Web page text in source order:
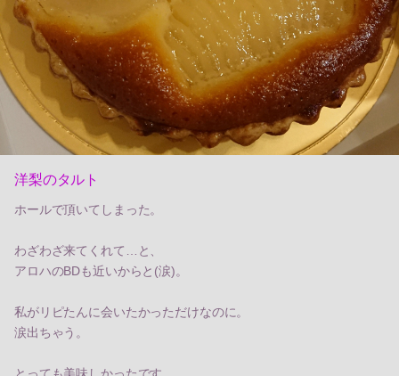
洋梨のタルト
ホールで頂いてしまった。
わざわざ来てくれて…と、
アロハのBDも近いからと(涙)。
私がリピたんに会いたかっただけなのに。
涙出ちゃう。